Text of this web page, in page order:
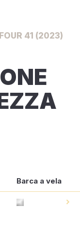
41 (2023)
Barca a vela